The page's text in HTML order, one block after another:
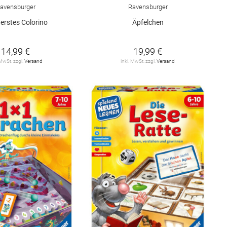
Colorino
14,99 €
zzgl.Versand
Ravensburger
Äpfelchen
19,99 €
inkl. MwSt. zzgl.Versand